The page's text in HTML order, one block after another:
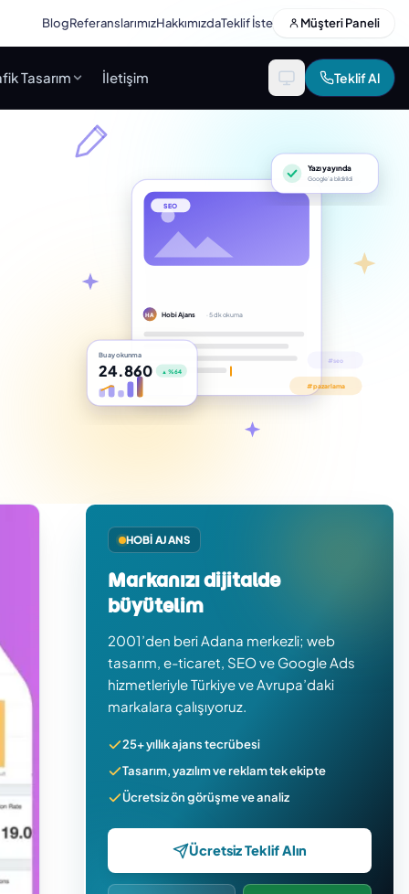
BlogReferanslarımızHakkımızdaTeklif İste Müşteri Paneli
Tasarım İletişim Teklif Al
SEO
HA Hobi Ajans · 5 dk okuma
Google’a bildirildi
Bu ay okunma
24.860 ▲ %64
HOBI AJANS
Markanızı dijitalde
büyütelim
2001’den beri Adana merkezli; web
tasarım, e-ticaret, SEO ve Google Ads
hizmetleriyle Türkiye ve Avrupa’daki
markalara çalışıyoruz.
25+ yıllık ajans tecrübesi
Tasarım, yazılım ve reklam tek ekipte
Ücretsiz ön görüşme ve analiz
Ücretsiz Teklif Alın